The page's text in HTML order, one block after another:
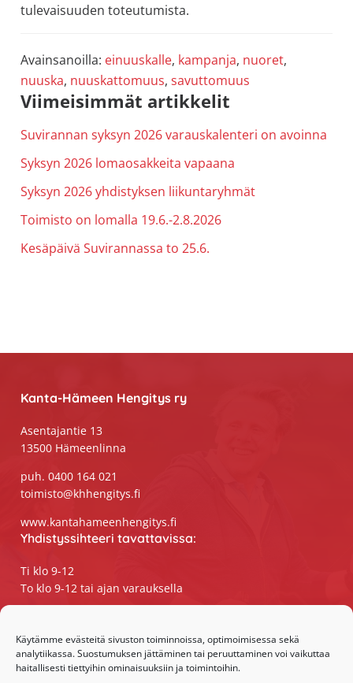
Käytämme evästeitä sivuston toiminnoissa, optimoimisessa sekä
analytiikassa. Suostumuksen jättäminen tai peruuttaminen voi vaikuttaa
haitallisesti tiettyihin ominaisuuksiin ja toimintoihin.
tulevaisuuden toteutumista.
Avainsanoilla: einuuskalle, kampanja, nuoret,
nuuska, nuuskattomuus, savuttomuus
Ensisijainen
sivupalkki
Viimeisimmät artikkelit
Suvirannan syksyn 2026 varauskalenteri on avoinna
Syksyn 2026 lomaosakkeita vapaana
Syksyn 2026 yhdistyksen liikuntaryhmät
Toimisto on lomalla 19.6.-2.8.2026
Kesäpäivä Suvirannassa to 25.6.
Kanta-Hämeen Hengitys ry
Asentajantie 13
13500 Hämeenlinna
puh. 0400 164 021
toimisto@khhengitys.fi
www.kantahameenhengitys.fi
Yhdistyssihteeri tavattavissa:
Ti klo 9-12
To klo 9-12 tai ajan varauksella
maanantaista perjantaihin klo 9-15